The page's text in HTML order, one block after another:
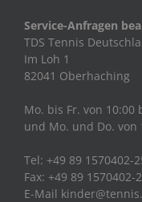
Service-Anfragen
TDS Tennis
Im Loh 1
82041 Oberhaching
Mo. bis Fr. von 10:00
und Mo. und Do. von
Tel: +49 89 1570402-
Fax: +49 89 1570402-
E-Mail